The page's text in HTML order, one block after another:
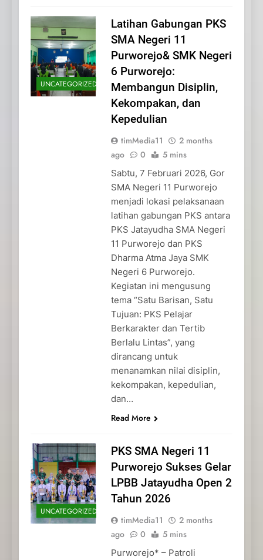
UNCATEGORIZED
Latihan Gabungan PKS
SMA Negeri 11
Purworejo& SMK Negeri
6 Purworejo:
Membangun Disiplin,
Kekompakan, dan
Kepedulian
timMedia11
2 months
ago
0 5 mins
Sabtu, 7 Februari 2026, Gor
SMA Negeri 11 Purworejo
menjadi lokasi pelaksanaan
latihan gabungan PKS antara
PKS Jatayudha SMA Negeri
11 Purworejo dan PKS
Dharma Atma Jaya SMK
Negeri 6 Purworejo.
Kegiatan ini mengusung
tema “Satu Barisan, Satu
Tujuan: PKS Pelajar
Berkarakter dan Tertib
Berlalu Lintas”, yang
dirancang untuk
menanamkan nilai disiplin,
kekompakan, kepedulian,
dan…
Read More
UNCATEGORIZED
PKS SMA Negeri 11
Purworejo Sukses Gelar
LPBB Jatayudha Open 2
Tahun 2026
timMedia11
2 months
ago
0 5 mins
Purworejo* – Patroli